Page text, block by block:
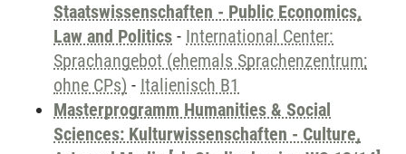
Staatswissenschaften - Public Economics,
Law and Politics - International Center:
Sprachangebot (ehemals Sprachenzentrum;
ohne CPs) - Italienisch B1
Masterprogramm Humanities & Social
Sciences: Kulturwissenschaften - Culture,